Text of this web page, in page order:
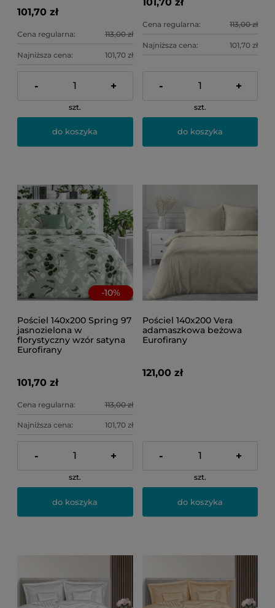
101,70 zł
Cena regularna: 113,00 zł
Najniższa cena: 101,70 zł
- +
szt.
do koszyka
101,70 zł
Cena regularna: 113,00 zł
Najniższa cena: 101,70 zł
- +
szt.
do koszyka
-10%
Pościel 140x200 Spring 97
jasnozielona w
florystyczny wzór satyna
Eurofirany
101,70 zł
Cena regularna: 113,00 zł
Najniższa cena: 101,70 zł
- +
szt.
do koszyka
Pościel 140x200 Vera
adamaszkowa beżowa
Eurofirany
121,00 zł
- +
szt.
do koszyka